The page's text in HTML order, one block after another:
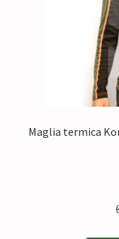
Maglia termica